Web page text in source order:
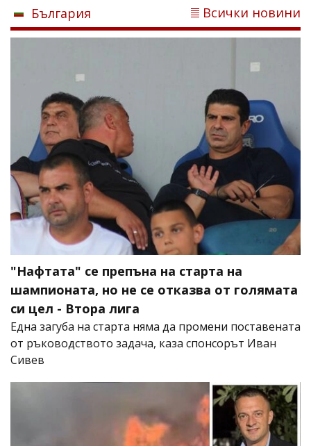
България Всички новини
"Нафтата" се препъна на старта на
шампионата, но не се отказва от голямата
си цел - Втора лига
Една загуба на старта няма да промени поставената
от ръководството задача, каза спонсорът Иван
Сивев